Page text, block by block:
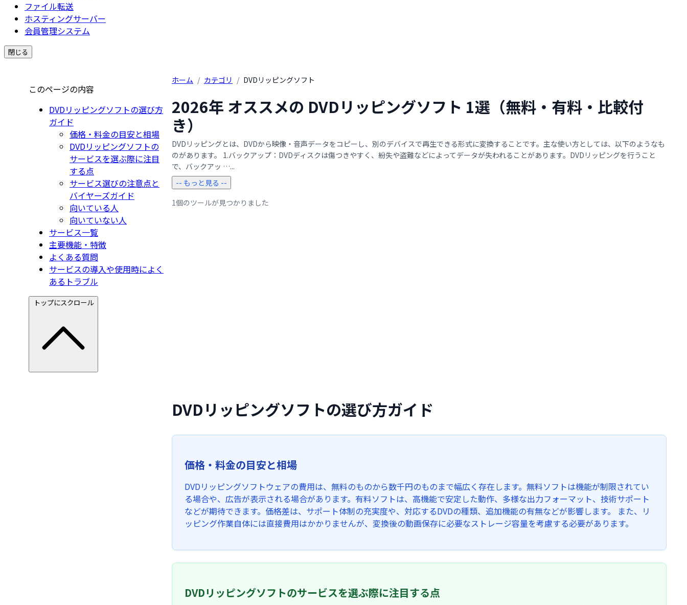
ファイル転送
ホスティングサーバー
会員管理システム
閉じる
このページの内容
DVDリッピングソフトの選び方
ガイド
価格・料金の目安と相場
DVDリッピングソフトの
サービスを選ぶ際に注目
する点
サービス選びの注意点と
バイヤーズガイド
向いている人
向いていない人
サービス一覧
主要機能・特徴
よくある質問
サービスの導入や使用時によく
あるトラブル
トップにスクロール
ホーム / カテゴリ / DVDリッピングソフト
2026年 オススメの DVDリッピングソフト 1選（無料・有料・比較付
き）
DVDリッピングとは、DVDから映像・音声データをコピーし、別のデバイスで再生できる形式に変換することです。主な使い方としては、以下のようなも
のがあります。 1.バックアップ：DVDディスクは傷つきやすく、紛失や盗難などによってデータが失われることがあります。DVDリッピングを行うこと
で、バックアッ …...
-- もっと見る --
1個のツールが見つかりました
DVDリッピングソフトの選び方ガイド
価格・料金の目安と相場
DVDリッピングソフトウェアの費用は、無料のものから数千円のものまで幅広く存在します。無料ソフトは機能が制限されてい
る場合や、広告が表示される場合があります。有料ソフトは、高機能で安定した動作、多様な出力フォーマット、技術サポート
などが期待できます。価格差は、サポート体制の充実度や、対応するDVDの種類、追加機能の有無などが影響します。 また、リ
ッピング作業自体には直接費用はかかりませんが、変換後の動画保存に必要なストレージ容量を考慮する必要があります。
DVDリッピングソフトのサービスを選ぶ際に注目する点